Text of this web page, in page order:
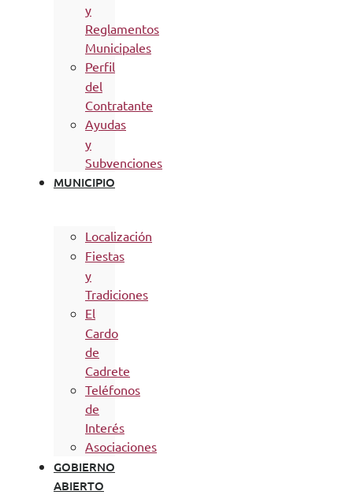
y
Reglamentos
Municipales
Perfil
del
Contratante
Ayudas
y
Subvenciones
MUNICIPIO
Localización
Fiestas
y
Tradiciones
El
Cardo
de
Cadrete
Teléfonos
de
Interés
Asociaciones
GOBIERNO
ABIERTO